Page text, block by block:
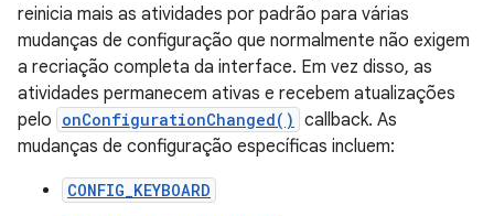
reinicia mais as atividades por padrão para várias
mudanças de configuração que normalmente não exigem
a recriação completa da interface. Em vez disso, as
atividades permanecem ativas e recebem atualizações
pelo onConfigurationChanged() callback. As
mudanças de configuração específicas incluem:
CONFIG_KEYBOARD